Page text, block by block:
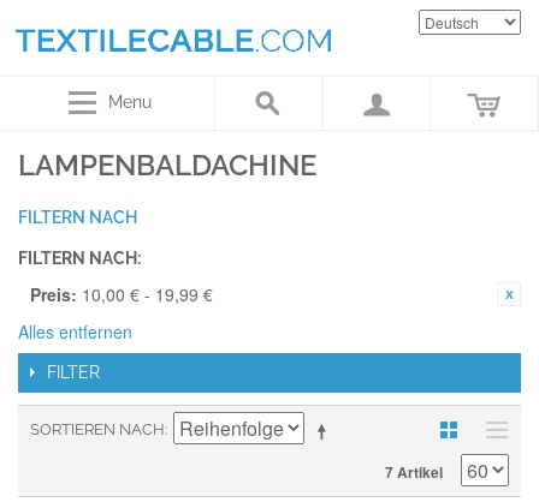
Menu
LAMPENBALDACHINE
FILTERN NACH
FILTERN NACH:
Preis: 10,00 € - 19,99 €
Alles entfernen
FILTER
SORTIEREN NACH
7 Artikel